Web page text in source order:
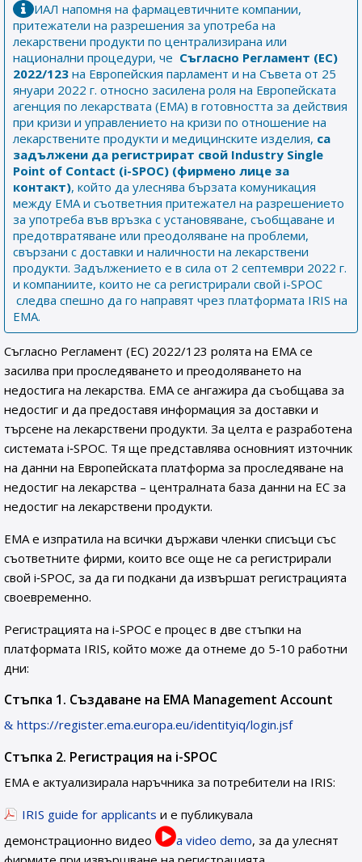
ИАЛ напомня на фармацевтичните компании,
притежатели на разрешения за употреба на
лекарствени продукти по централизирана или
национални процедури, че Съгласно Регламент (ЕС)
2022/123 на Европейския парламент и на Съвета от 25
януари 2022 г. относно засилена роля на Европейската
агенция по лекарствата (ЕМА) в готовността за действия
при кризи и управлението на кризи по отношение на
лекарствените продукти и медицинските изделия, са
задължени да регистрират свой Industry Single
Point of Contact (i-SPOC) (фирмено лице за
контакт), който да улеснява бързата комуникация
между ЕМА и съответния притежател на разрешението
за употреба във връзка с установяване, съобщаване и
предотвратяване или преодоляване на проблеми,
свързани с доставки и наличности на лекарствени
продукти. Задължението е в сила от 2 септември 2022 г.
и компаниите, които не са регистрирали свой i-SPOC
следва спешно да го направят чрез платформата IRIS на
EMA.
Съгласно Регламент (ЕС) 2022/123 ролята на ЕМА се
засилва при проследяването и преодоляването на
недостига на лекарства. ЕМА се ангажира да съобщава за
недостиг и да предоставя информация за доставки и
търсене на лекарствени продукти. За целта е разработена
системата i‑SPOC. Тя ще представлява основният източник
на данни на Европейската платформа за проследяване на
недостиг на лекарства – централната база данни на ЕС за
недостиг на лекарствени продукти.
ЕМА е изпратила на всички държави членки списъци със
съответните фирми, които все още не са регистрирали
свой i‑SPOC, за да ги подкани да извършат регистрацията
своевременно.
Регистрацията на i-SPOC е процес в две стъпки на
платформата IRIS, който може да отнеме до 5-10 работни
дни:
Стъпка 1. Създаване на EMA Management Account
https://register.ema.europa.eu/identityiq/login.jsf
Стъпка 2. Регистрация на i-SPOC
ЕМА е актуализирала наръчника за потребители на IRIS:
IRIS guide for applicants и е публикувала
демонстрационно видео
a video demo, за да улеснят